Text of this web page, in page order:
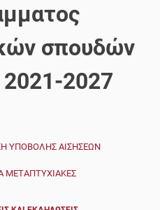
σπουδών
2027
ΥΠΟΒΟΛΗΣ ΑΙΣΗΣΕΩΝ
ΜΕΤΑΠΤΥΧΙΑΚΕΣ